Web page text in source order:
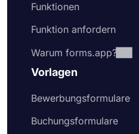
Funktionen
Funktion anfordern
Warum forms.app?
Vorlagen
Bewerbungsformulare
Buchungsformulare